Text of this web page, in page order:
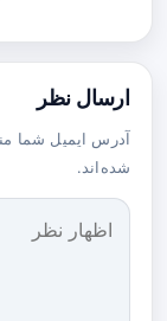
ارسال نظر
آدرس ایمیل شما
شده‌اند.